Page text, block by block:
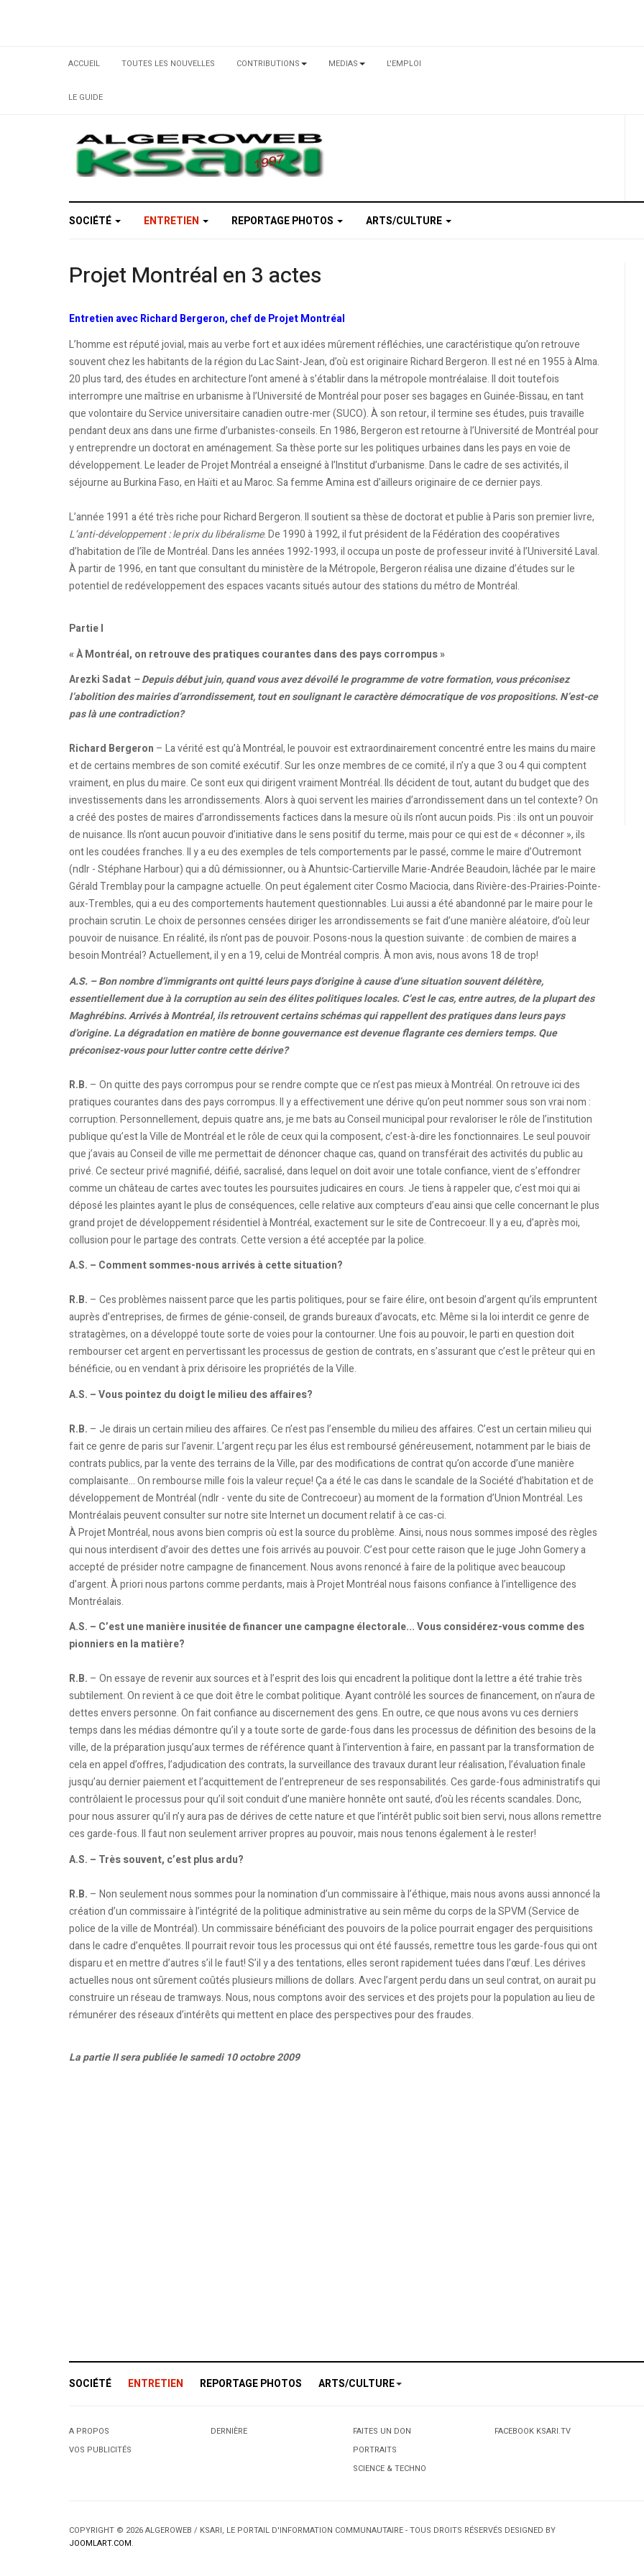
ACCUEIL TOUTES LES NOUVELLES CONTRIBUTIONS MEDIAS L'EMPLOI
LE GUIDE
SOCIÉTÉ ENTRETIEN REPORTAGE PHOTOS ARTS/CULTURE
Projet Montréal en 3 actes
Entretien avec Richard Bergeron, chef de Projet Montréal
L’homme est réputé jovial, mais au verbe fort et aux idées mûrement réfléchies, une caractéristique qu’on retrouve
souvent chez les habitants de la région du Lac Saint-Jean, d’où est originaire Richard Bergeron. Il est né en 1955 à Alma.
20 plus tard, des études en architecture l’ont amené à s’établir dans la métropole montréalaise. Il doit toutefois
interrompre une maîtrise en urbanisme à l’Université de Montréal pour poser ses bagages en Guinée-Bissau, en tant
que volontaire du Service universitaire canadien outre-mer (SUCO). À son retour, il termine ses études, puis travaille
pendant deux ans dans une firme d’urbanistes-conseils. En 1986, Bergeron est retourne à l’Université de Montréal pour
y entreprendre un doctorat en aménagement. Sa thèse porte sur les politiques urbaines dans les pays en voie de
développement. Le leader de Projet Montréal a enseigné à l’Institut d’urbanisme. Dans le cadre de ses activités, il
séjourne au Burkina Faso, en Haïti et au Maroc. Sa femme Amina est d’ailleurs originaire de ce dernier pays.
L’année 1991 a été très riche pour Richard Bergeron. Il soutient sa thèse de doctorat et publie à Paris son premier livre,
L’anti-développement : le prix du libéralisme. De 1990 à 1992, il fut président de la Fédération des coopératives
d’habitation de l’île de Montréal. Dans les années 1992-1993, il occupa un poste de professeur invité à l’Université Laval.
À partir de 1996, en tant que consultant du ministère de la Métropole, Bergeron réalisa une dizaine d’études sur le
potentiel de redéveloppement des espaces vacants situés autour des stations du métro de Montréal.
Partie I
« À Montréal, on retrouve des pratiques courantes dans des pays corrompus »
Arezki Sadat – Depuis début juin, quand vous avez dévoilé le programme de votre formation, vous préconisez
l’abolition des mairies d’arrondissement, tout en soulignant le caractère démocratique de vos propositions. N’est-ce
pas là une contradiction?
Richard Bergeron – La vérité est qu’à Montréal, le pouvoir est extraordinairement concentré entre les mains du maire
et de certains membres de son comité exécutif. Sur les onze membres de ce comité, il n’y a que 3 ou 4 qui comptent
vraiment, en plus du maire. Ce sont eux qui dirigent vraiment Montréal. Ils décident de tout, autant du budget que des
investissements dans les arrondissements. Alors à quoi servent les mairies d’arrondissement dans un tel contexte? On
a créé des postes de maires d’arrondissements factices dans la mesure où ils n’ont aucun poids. Pis : ils ont un pouvoir
de nuisance. Ils n’ont aucun pouvoir d’initiative dans le sens positif du terme, mais pour ce qui est de « déconner », ils
ont les coudées franches. Il y a eu des exemples de tels comportements par le passé, comme le maire d’Outremont
(ndlr - Stéphane Harbour) qui a dû démissionner, ou à Ahuntsic-Cartierville Marie-Andrée Beaudoin, lâchée par le maire
Gérald Tremblay pour la campagne actuelle. On peut également citer Cosmo Maciocia, dans Rivière-des-Prairies-Pointe-
aux-Trembles, qui a eu des comportements hautement questionnables. Lui aussi a été abandonné par le maire pour le
prochain scrutin. Le choix de personnes censées diriger les arrondissements se fait d’une manière aléatoire, d’où leur
pouvoir de nuisance. En réalité, ils n’ont pas de pouvoir. Posons-nous la question suivante : de combien de maires a
besoin Montréal? Actuellement, il y en a 19, celui de Montréal compris. À mon avis, nous avons 18 de trop!
A.S. – Bon nombre d’immigrants ont quitté leurs pays d’origine à cause d’une situation souvent délétère,
essentiellement due à la corruption au sein des élites politiques locales. C’est le cas, entre autres, de la plupart des
Maghrébins. Arrivés à Montréal, ils retrouvent certains schémas qui rappellent des pratiques dans leurs pays
d’origine. La dégradation en matière de bonne gouvernance est devenue flagrante ces derniers temps. Que
préconisez-vous pour lutter contre cette dérive?
R.B. – On quitte des pays corrompus pour se rendre compte que ce n’est pas mieux à Montréal. On retrouve ici des
pratiques courantes dans des pays corrompus. Il y a effectivement une dérive qu’on peut nommer sous son vrai nom :
corruption. Personnellement, depuis quatre ans, je me bats au Conseil municipal pour revaloriser le rôle de l’institution
publique qu’est la Ville de Montréal et le rôle de ceux qui la composent, c’est-à-dire les fonctionnaires. Le seul pouvoir
que j’avais au Conseil de ville me permettait de dénoncer chaque cas, quand on transférait des activités du public au
privé. Ce secteur privé magnifié, déifié, sacralisé, dans lequel on doit avoir une totale confiance, vient de s’effondrer
comme un château de cartes avec toutes les poursuites judicaires en cours. Je tiens à rappeler que, c’est moi qui ai
déposé les plaintes ayant le plus de conséquences, celle relative aux compteurs d’eau ainsi que celle concernant le plus
grand projet de développement résidentiel à Montréal, exactement sur le site de Contrecoeur. Il y a eu, d’après moi,
collusion pour le partage des contrats. Cette version a été acceptée par la police.
A.S. – Comment sommes-nous arrivés à cette situation?
R.B. – Ces problèmes naissent parce que les partis politiques, pour se faire élire, ont besoin d’argent qu’ils empruntent
auprès d’entreprises, de firmes de génie-conseil, de grands bureaux d’avocats, etc. Même si la loi interdit ce genre de
stratagèmes, on a développé toute sorte de voies pour la contourner. Une fois au pouvoir, le parti en question doit
rembourser cet argent en pervertissant les processus de gestion de contrats, en s’assurant que c’est le prêteur qui en
bénéficie, ou en vendant à prix dérisoire les propriétés de la Ville.
A.S. – Vous pointez du doigt le milieu des affaires?
R.B. – Je dirais un certain milieu des affaires. Ce n’est pas l’ensemble du milieu des affaires. C’est un certain milieu qui
fait ce genre de paris sur l’avenir. L’argent reçu par les élus est remboursé généreusement, notamment par le biais de
contrats publics, par la vente des terrains de la Ville, par des modifications de contrat qu’on accorde d’une manière
complaisante... On rembourse mille fois la valeur reçue! Ça a été le cas dans le scandale de la Société d’habitation et de
développement de Montréal (ndlr - vente du site de Contrecoeur) au moment de la formation d’Union Montréal. Les
Montréalais peuvent consulter sur notre site Internet un document relatif à ce cas-ci.
À Projet Montréal, nous avons bien compris où est la source du problème. Ainsi, nous nous sommes imposé des règles
qui nous interdisent d’avoir des dettes une fois arrivés au pouvoir. C’est pour cette raison que le juge John Gomery a
accepté de présider notre campagne de financement. Nous avons renoncé à faire de la politique avec beaucoup
d’argent. À priori nous partons comme perdants, mais à Projet Montréal nous faisons confiance à l’intelligence des
Montréalais.
A.S. – C’est une manière inusitée de financer une campagne électorale... Vous considérez-vous comme des
pionniers en la matière?
R.B. – On essaye de revenir aux sources et à l’esprit des lois qui encadrent la politique dont la lettre a été trahie très
subtilement. On revient à ce que doit être le combat politique. Ayant contrôlé les sources de financement, on n’aura de
dettes envers personne. On fait confiance au discernement des gens. En outre, ce que nous avons vu ces derniers
temps dans les médias démontre qu’il y a toute sorte de garde-fous dans les processus de définition des besoins de la
ville, de la préparation jusqu’aux termes de référence quant à l’intervention à faire, en passant par la transformation de
cela en appel d’offres, l’adjudication des contrats, la surveillance des travaux durant leur réalisation, l’évaluation finale
jusqu’au dernier paiement et l’acquittement de l’entrepreneur de ses responsabilités. Ces garde-fous administratifs qui
contrôlaient le processus pour qu’il soit conduit d’une manière honnête ont sauté, d’où les récents scandales. Donc,
pour nous assurer qu’il n’y aura pas de dérives de cette nature et que l’intérêt public soit bien servi, nous allons remettre
ces garde-fous. Il faut non seulement arriver propres au pouvoir, mais nous tenons également à le rester!
A.S. – Très souvent, c’est plus ardu?
R.B. – Non seulement nous sommes pour la nomination d’un commissaire à l’éthique, mais nous avons aussi annoncé la
création d’un commissaire à l’intégrité de la politique administrative au sein même du corps de la SPVM (Service de
police de la ville de Montréal). Un commissaire bénéficiant des pouvoirs de la police pourrait engager des perquisitions
dans le cadre d’enquêtes. Il pourrait revoir tous les processus qui ont été faussés, remettre tous les garde-fous qui ont
disparu et en mettre d’autres s’il le faut! S’il y a des tentations, elles seront rapidement tuées dans l’œuf. Les dérives
actuelles nous ont sûrement coûtés plusieurs millions de dollars. Avec l’argent perdu dans un seul contrat, on aurait pu
construire un réseau de tramways. Nous, nous comptons avoir des services et des projets pour la population au lieu de
rémunérer des réseaux d’intérêts qui mettent en place des perspectives pour des fraudes.
La partie II sera publiée le samedi 10 octobre 2009
SOCIÉTÉ ENTRETIEN REPORTAGE PHOTOS ARTS/CULTURE
A PROPOS
VOS PUBLICITÉS
DERNIÈRE
FAITES UN DON
PORTRAITS
SCIENCE & TECHNO
FACEBOOK KSARI.TV
COPYRIGHT © 2026 ALGEROWEB / KSARI, LE PORTAIL D'INFORMATION COMMUNAUTAIRE - TOUS DROITS RÉSERVÉS DESIGNED BY
JOOMLART.COM.